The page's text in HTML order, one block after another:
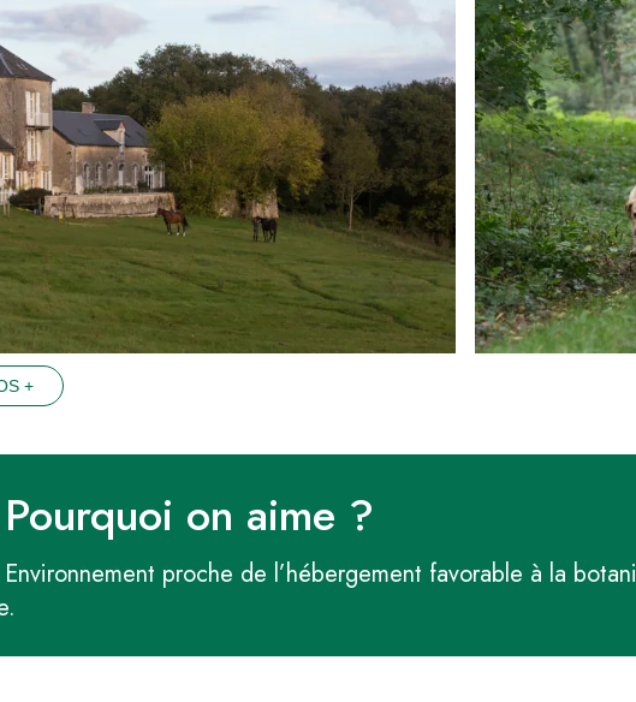
+
Pourquoi on aime ?
Environnement proche de l’hébergement favorable à la